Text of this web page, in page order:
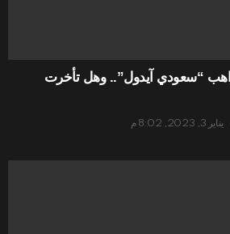
“سعودي آيدول”.. وهل تأخرت
يناير 3, 2023, 8:02 م